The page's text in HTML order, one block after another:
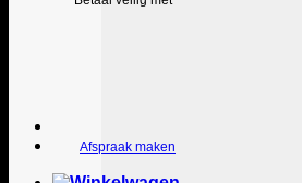
Afspraak maken